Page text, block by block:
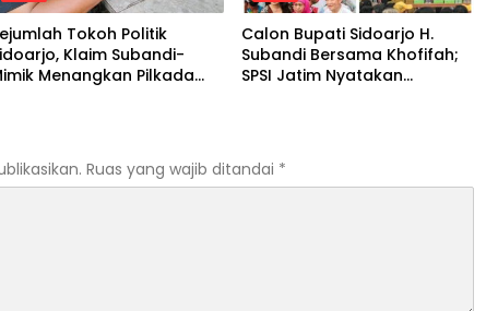
Tokoh Politik
Klaim Subandi-
Menangkan Pilkada
Calon Bupati Sidoarjo H.
Subandi Bersama Khofifah;
SPSI Jatim Nyatakan
Ruas yang wajib ditandai *